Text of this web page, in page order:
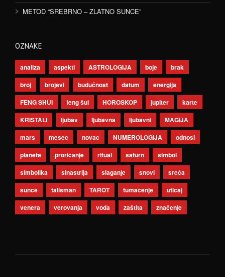
METOD “SREBRNO – ZLATNO SUNCE”
OZNAKE
analiza aspekti ASTROLOGIJA boje
brak
broj
brojevi budućnost datum
energija
FENG SHUI
feng šui HOROSKOP jupiter
karte
KRISTALI
ljubav ljubavna ljubavni
MAGIJA
mars
mesec novac NUMEROLOGIJA
odnosi
planete
proricanje ritual saturn
simbol
simbolika
sinastrija slaganje snovi
sreća
sunce
talisman TAROT tumačenje
uticaj
venera
verovanja voda zaštita značenje